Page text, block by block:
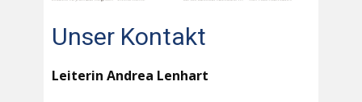
Unser Kontakt
Leiterin Andrea Lenhart